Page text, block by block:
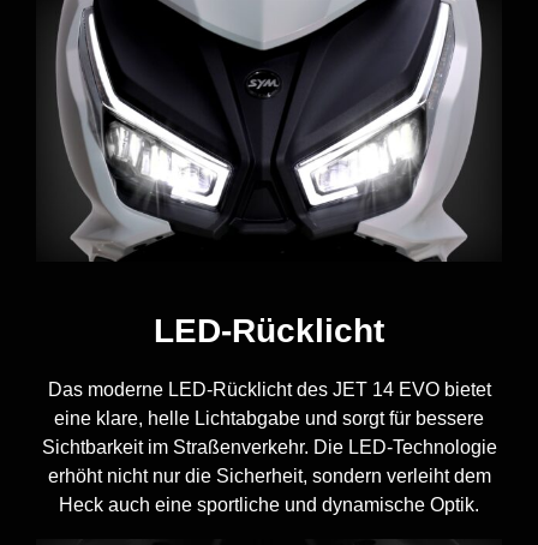
LED-Rücklicht
Das moderne LED-Rücklicht des JET 14 EVO bietet
eine klare, helle Lichtabgabe und sorgt für bessere
Sichtbarkeit im Straßenverkehr. Die LED-Technologie
erhöht nicht nur die Sicherheit, sondern verleiht dem
Heck auch eine sportliche und dynamische Optik.